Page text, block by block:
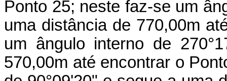
Ponto 25; neste faz-se um
uma distância de 770,00m
um ângulo interno de
570,00m até encontrar o